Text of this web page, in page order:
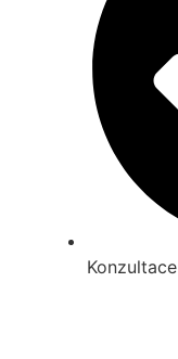
Konzultace